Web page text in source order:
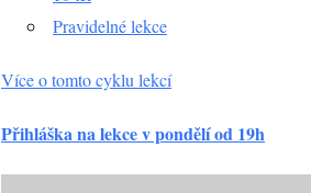
Pravidelné lekce
Více o tomto cyklu lekcí
Přihláška na lekce v pondělí od 19h